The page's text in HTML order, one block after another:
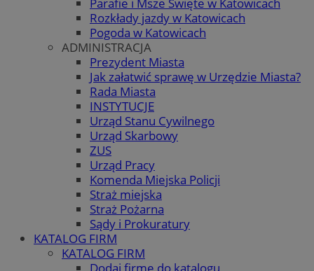
Rozkłady jazdy w Katowicach
Pogoda w Katowicach
ADMINISTRACJA
Prezydent Miasta
Jak załatwić sprawę w Urzędzie Miasta?
Rada Miasta
INSTYTUCJE
Urząd Stanu Cywilnego
Urząd Skarbowy
ZUS
Urząd Pracy
Komenda Miejska Policji
Straż miejska
Straż Pożarna
Sądy i Prokuratury
KATALOG FIRM
KATALOG FIRM